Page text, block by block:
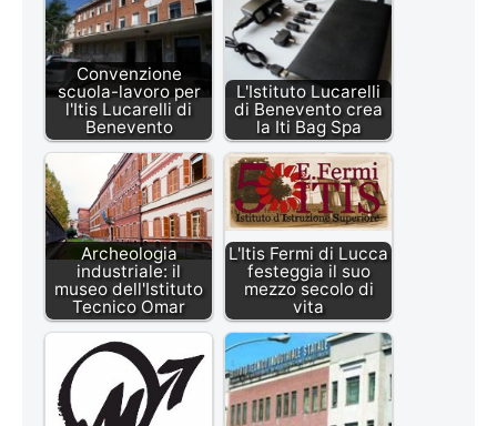
Convenzione
scuola-lavoro per
l'Itis Lucarelli di
Benevento
L'Istituto Lucarelli
di Benevento crea
la Iti Bag Spa
Archeologia
industriale: il
museo dell'Istituto
Tecnico Omar
L'Itis Fermi di Lucca
festeggia il suo
mezzo secolo di
vita